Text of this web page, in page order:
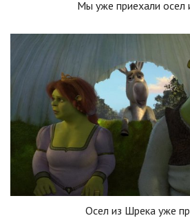
Мы уже приехали осел
Осел из Шрека уже